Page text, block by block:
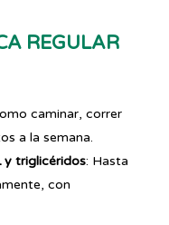
REGULAR
caminar, correr
a la semana.
y triglicéridos: Hasta
con